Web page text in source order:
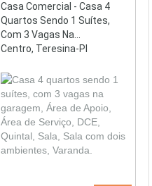
Casa Comercial - Casa 4
Quartos Sendo 1 Suítes,
Com 3 Vagas Na...
Centro, Teresina-PI